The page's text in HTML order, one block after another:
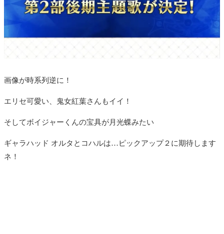
画像が時系列逆に！
エリセ可愛い、鬼女紅葉さんもイイ！
そしてボイジャーくんの宝具が月光蝶みたい
ギャラハッド オルタとコハルは…ピックアップ２に期待します
ネ！